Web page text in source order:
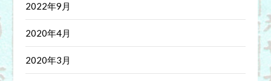
2022年9月
2020年4月
2020年3月